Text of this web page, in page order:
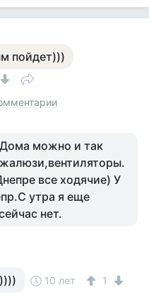
пойдет)))
можно и так
все ходячие) У
утра я еще
нет.
10 лет 1